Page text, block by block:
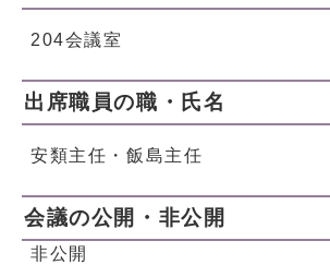
204会議室
出席職員の職・氏名
安類主任・飯島主任
会議の公開・非公開
非公開